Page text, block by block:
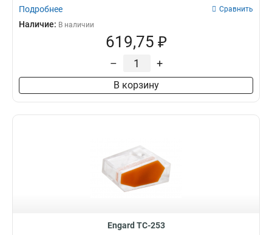
Подробнее Сравнить
Наличие: В наличии
619,75 ₽
– +
В корзину
Engard TC-253